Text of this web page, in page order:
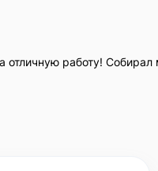
отличную работу!